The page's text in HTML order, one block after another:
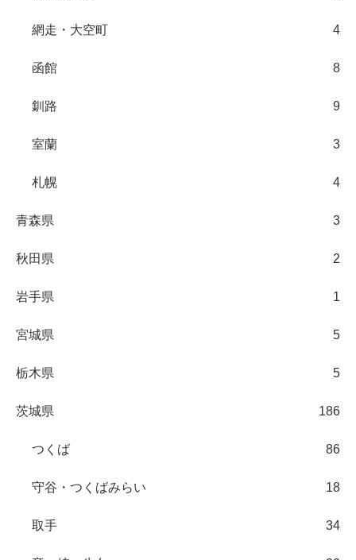
網走・大空町 4
函館 8
釧路 9
室蘭 3
札幌 4
青森県 3
秋田県 2
岩手県 1
宮城県 5
栃木県 5
茨城県 186
つくば 86
守谷・つくばみらい 18
取手 34